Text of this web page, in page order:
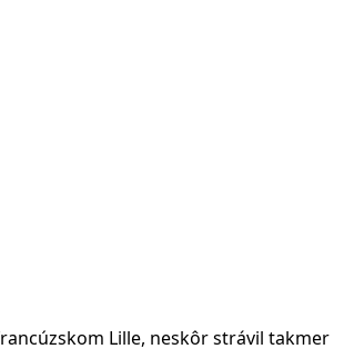
Lille, neskôr strávil takmer